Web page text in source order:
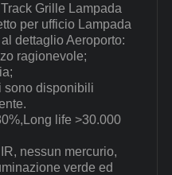
Grille Lampada
per ufficio Lampada
dettaglio Aeroporto:
ragionevole;
sono disponibili
life >30.000
nessun mercurio,
verde ed